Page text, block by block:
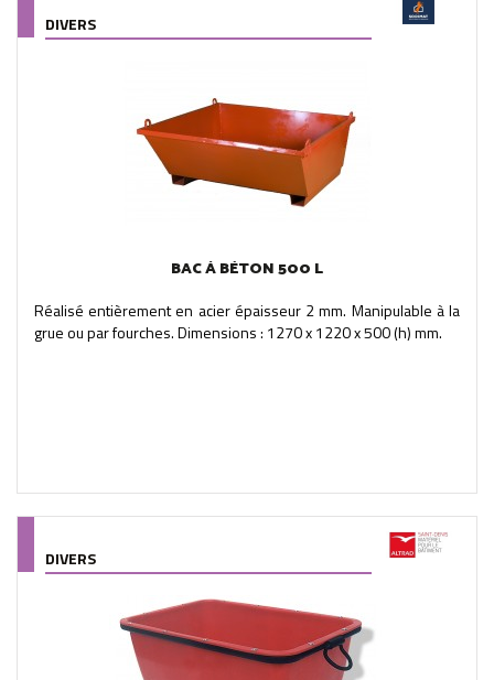
DIVERS
BAC À BÉTON 500 L
Réalisé entièrement en acier épaisseur 2 mm. Manipulable à la
grue ou par fourches. Dimensions : 1270 x 1220 x 500 (h) mm.
DIVERS